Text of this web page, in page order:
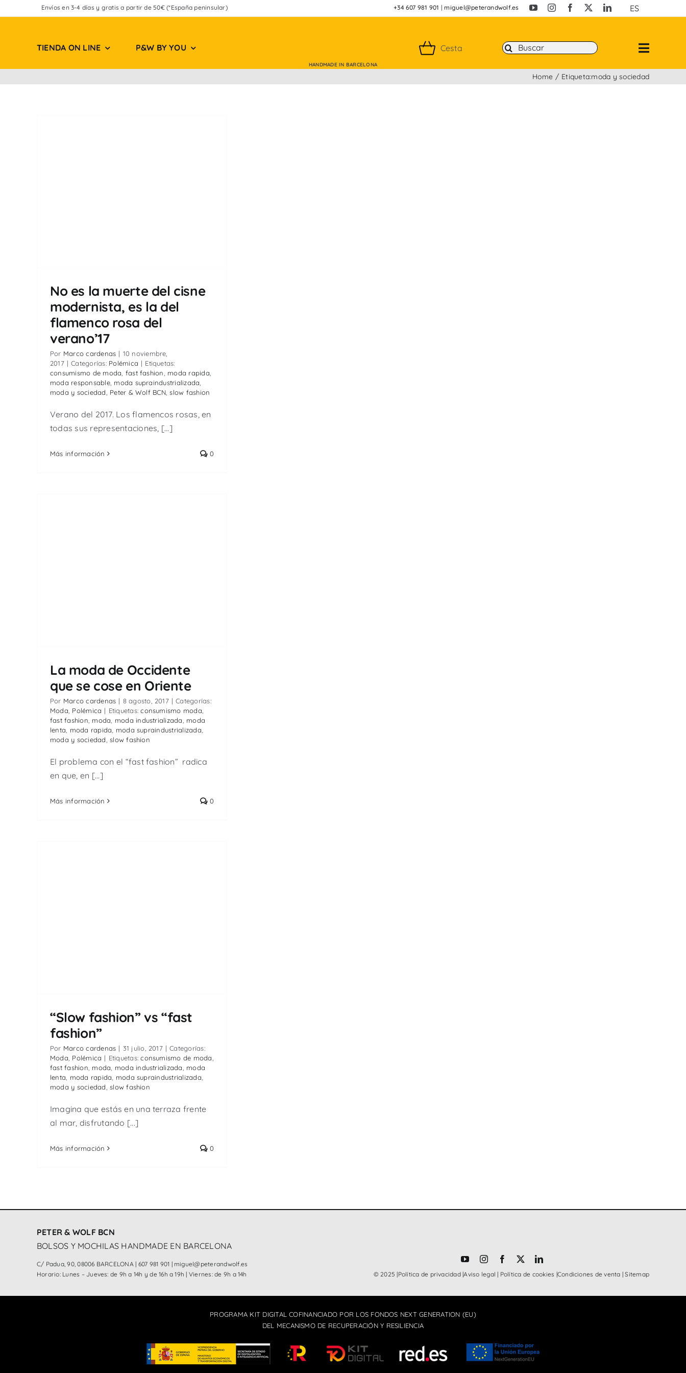
al
Envíos en 3-4 días y gratis a partir de 50€ (*España peninsular) +34 607 981 901 |miguel@peterandwolf.es ES
TIENDA ON LINE P&W BY YOU
HANDMADE IN BARCELONA
Cesta Buscar:
Home Etiqueta:moda y sociedad
No es la muerte del cisne
modernista, es la del
flamenco rosa del
verano’17
Por Marco cardenas | 10 noviembre,
2017 | Categorías: Polémica | Etiquetas:
consumismo de moda fast fashion moda rapida
moda responsable, moda supraindustrializada
moda y sociedad
Peter & Wolf BCN,slow fashion
Verano del 2017. Los flamencos rosas, en
todas sus representaciones, [...]
Más información 0
La moda de Occidente
que se cose en Oriente
Por Marco cardenas | 8 agosto, 2017 | Categorías:
Moda Polémica | Etiquetas:consumismo moda
fast fashion moda moda industrializada
moda
lenta
moda rapida moda supraindustrializada
moda y sociedad ,slow fashion
El problema con el “fast fashion” radica
en que, en [...]
Más información 0
“Slow fashion” vs “fast
fashion”
Por Marco cardenas | 31 julio, 2017 | Categorías:
Moda Polémica | Etiquetas:consumismo de moda
fast fashion moda moda industrializada
moda
lenta
moda rapida moda supraindustrializada
moda y sociedad ,slow fashion
Imagina que estás en una terraza frente
al mar, disfrutando [...]
Más información 0
PETER & WOLF BCN
BOLSOS Y MOCHILAS HANDMADE EN BARCELONA
C/ Padua, 90, 08006 BARCELONA | 607 981 901 |miguel@peterandwolf.es
Horario: Lunes – Jueves: de 9h a 14h y de 16h a 19h | Viernes: de 9h a 14h
© 2025 |Política de privacidad|Aviso legal | Política de cookies |Condiciones de venta |Sitemap
PROGRAMA KIT DIGITAL COFINANCIADO POR LOS FONDOS NEXT GENERATION (EU)
DEL MECANISMO DE RECUPERACIÓN Y RESILIENCIA